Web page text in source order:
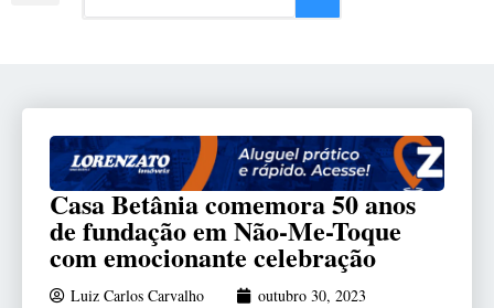
Casa Betânia comemora 50 anos
de fundação em Não-Me-Toque
com emocionante celebração
Luiz Carlos Carvalho outubro 30, 2023